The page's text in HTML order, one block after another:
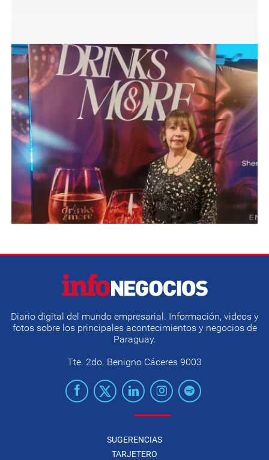
Diario digital del mundo empresarial. Información, videos y
fotos sobre los principales acontecimientos y negocios de
Paraguay.
Tte. 2do. Benigno Cáceres 9003
SUGERENCIAS
TARJETERO